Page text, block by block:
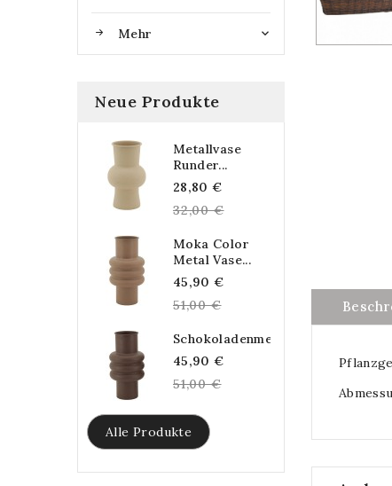
Mehr 
Neue Produkte
Metallvase
Runder...
28,80 €
price
32,00 €
Moka Color
Metal Vase...
45,90 €
51,00 €
Schokoladenmetallvase...
45,90 €
51,00 €
Alle Produkte